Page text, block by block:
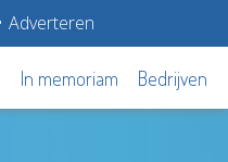
Adverteren
In memoriam Bedrijven